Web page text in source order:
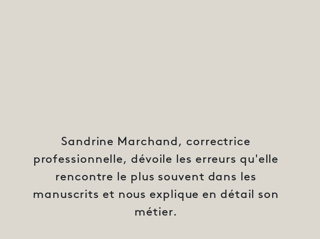
Sandrine Marchand, correctrice
professionnelle, dévoile les erreurs qu'elle
rencontre le plus souvent dans les
manuscrits et nous explique en détail son
métier.